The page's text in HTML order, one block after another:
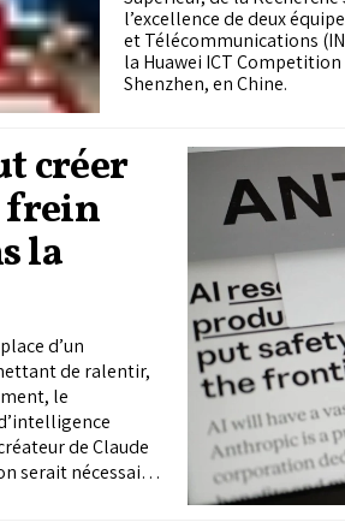
l’excellence de deux
et Télécommunications
la Huawei ICT Competition
Shenzhen, en Chine.
créer
frein
la
d’un
de ralentir,
le
de Claude
serait nécessaire